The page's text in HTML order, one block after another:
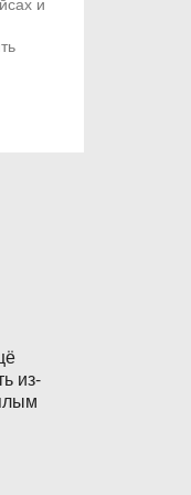
из-